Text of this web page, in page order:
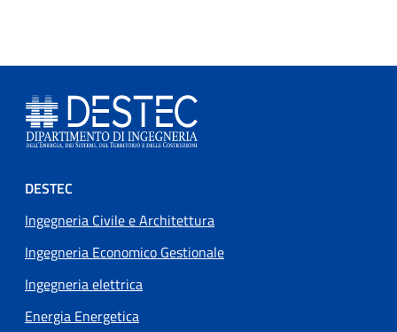
Footer menu
DESTEC
Ingegneria Civile e Architettura
Ingegneria Economico Gestionale
Ingegneria elettrica
Energia Energetica